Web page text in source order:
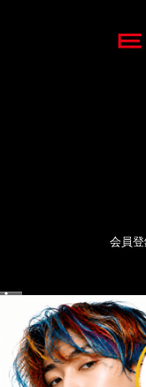
会員登